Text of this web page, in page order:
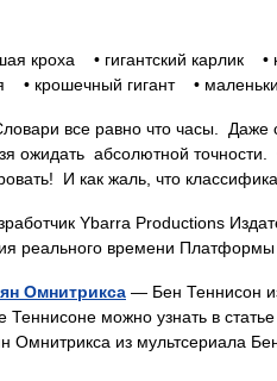
кроха • гигантский карлик •
• крошечный гигант •
все равно что часы. Даже
ожидать абсолютной
И как жаль, что
Ybarra Productions
реального времени
Омнитрикса — Бен Теннисон
можно узнать в
Омнитрикса из мультсериала